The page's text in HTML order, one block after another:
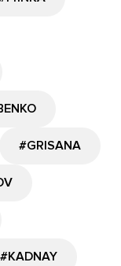
#GRISANA
#KADNAY